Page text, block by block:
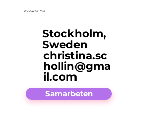
Kontakta Oss
Stockholm,
Sweden
christina.sc
hollin@gma
il.com
Samarbeten